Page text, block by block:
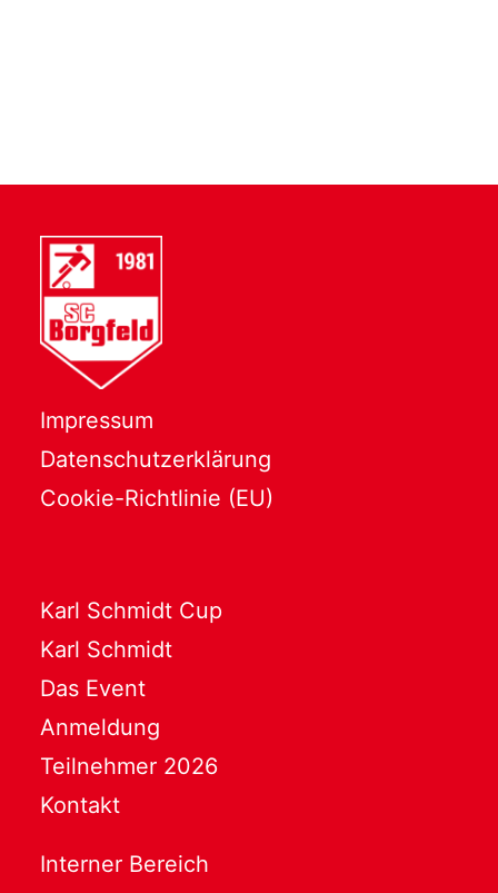
Impressum
Datenschutzerklärung
Cookie-Richtlinie (EU)
Karl Schmidt Cup
Karl Schmidt
Das Event
Anmeldung
Teilnehmer 2026
Kontakt
Interner Bereich